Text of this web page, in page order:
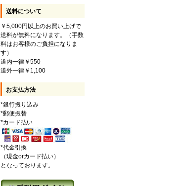
送料について
￥5,000円以上のお買い上げで
送料が無料になります。（手数
料はお客様のご負担になりま
す）
道内一律￥550
道外一律￥1,100
お支払方法
*銀行振り込み
*郵便振替
*カード払い
*代金引換
（現金orカード払い）
となっております。